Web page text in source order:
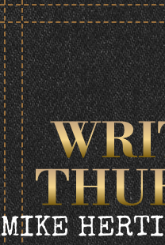
Skip
to
content
MIKE